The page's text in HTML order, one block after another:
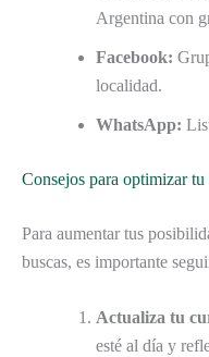
Argentina con
Facebook:
localidad.
WhatsApp:
Consejos para optimizar tu
Para aumentar tus
buscas, es importante
Actualiza tu
esté al día y